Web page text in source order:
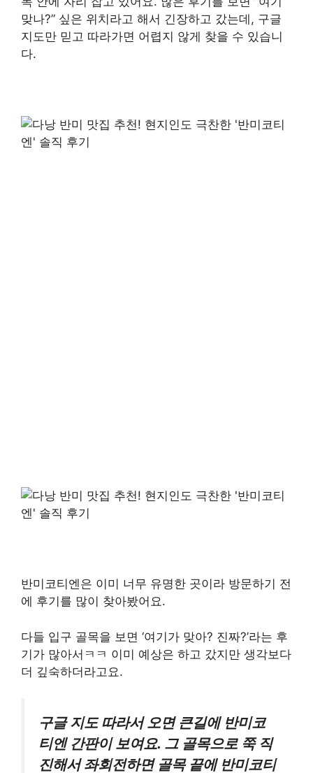
맞나?” 싶은 위치라고 해서 긴장하고 갔는데, 구글
지도만 믿고 따라가면 어렵지 않게 찾을 수 있습니
다.
반미코티엔은 이미 너무 유명한 곳이라 방문하기 전
에 후기를 많이 찾아봤어요.
​다들 입구 골목을 보면 ‘여기가 맞아? 진짜?’라는 후
기가 많아서ㅋㅋ 이미 예상은 하고 갔지만 생각보다
더 깊숙하더라고요.
​구글 지도 따라서 오면 큰길에 반미코
티엔 간판이 보여요. 그 골목으로 쭉 직
진해서 좌회전하면 골목 끝에 반미코티